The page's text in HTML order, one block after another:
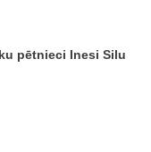
pētnieci Inesi Silu